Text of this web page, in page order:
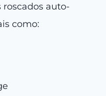
auto-
como: